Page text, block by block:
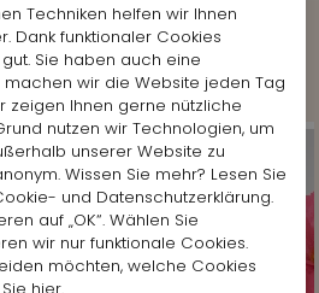
the Look
Techniken helfen wir Ihnen
Dank funktionaler Cookies
Sie haben auch eine
machen wir die Website jeden Tag
zeigen Ihnen gerne nützliche
nutzen wir Technologien, um
unserer Website zu
Wissen Sie mehr? Lesen Sie
und Datenschutzerklärung.
auf „OK“. Wählen Sie
wir nur funktionale Cookies.
möchten, welche Cookies